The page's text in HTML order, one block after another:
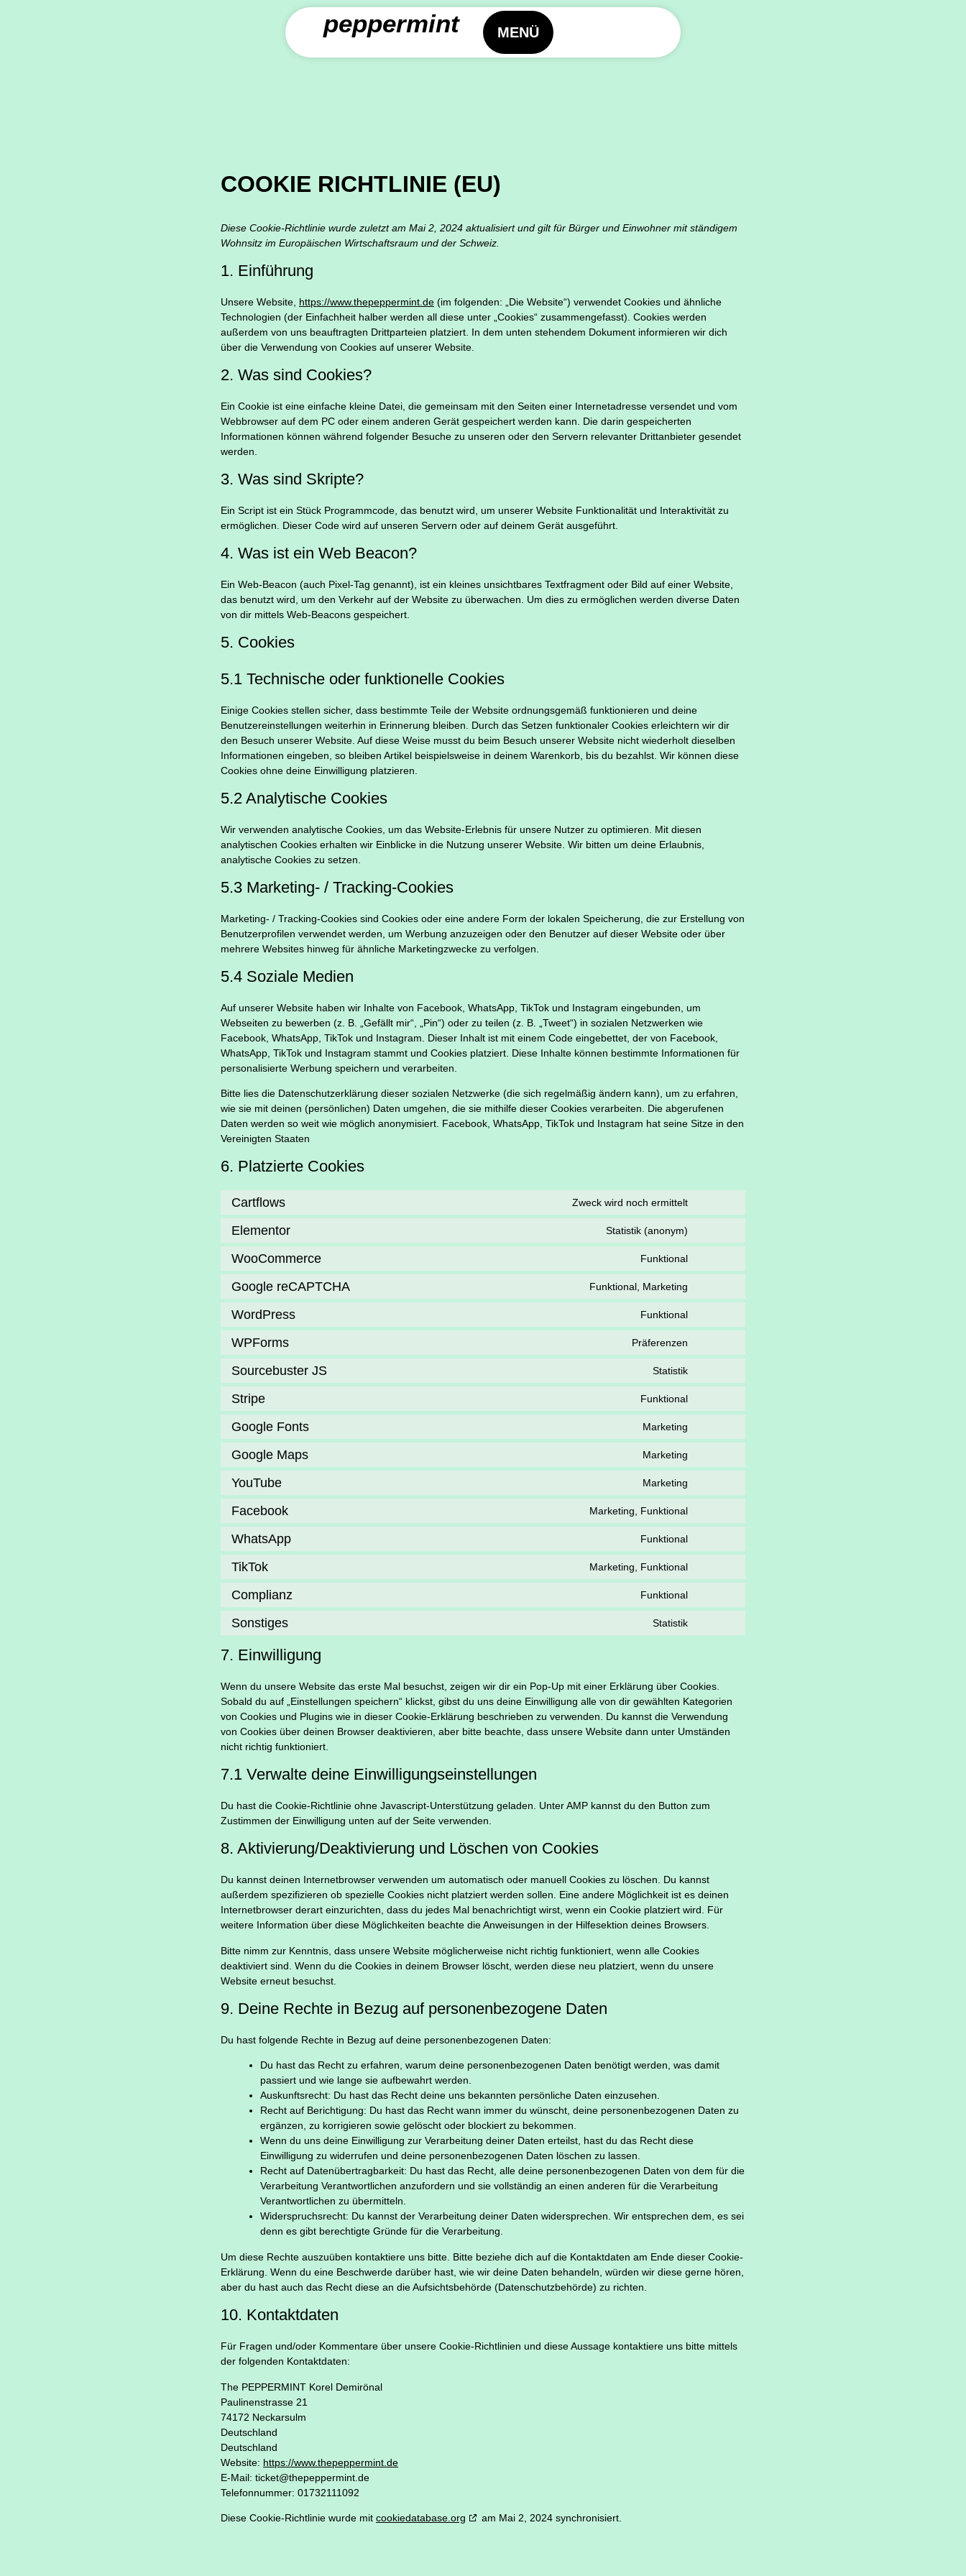
peppermint MENÜ
COOKIE RICHTLINIE (EU)
Diese Cookie-Richtlinie wurde zuletzt am Mai 2, 2024 aktualisiert und gilt für Bürger und Einwohner mit ständigem
Wohnsitz im Europäischen Wirtschaftsraum und der Schweiz.
1. Einführung
Unsere Website, https://www.thepeppermint.de (im folgenden: „Die Website“) verwendet Cookies und ähnliche
Technologien (der Einfachheit halber werden all diese unter „Cookies“ zusammengefasst). Cookies werden
außerdem von uns beauftragten Drittparteien platziert. In dem unten stehendem Dokument informieren wir dich
über die Verwendung von Cookies auf unserer Website.
2. Was sind Cookies?
Ein Cookie ist eine einfache kleine Datei, die gemeinsam mit den Seiten einer Internetadresse versendet und vom
Webbrowser auf dem PC oder einem anderen Gerät gespeichert werden kann. Die darin gespeicherten
Informationen können während folgender Besuche zu unseren oder den Servern relevanter Drittanbieter gesendet
werden.
3. Was sind Skripte?
Ein Script ist ein Stück Programmcode, das benutzt wird, um unserer Website Funktionalität und Interaktivität zu
ermöglichen. Dieser Code wird auf unseren Servern oder auf deinem Gerät ausgeführt.
4. Was ist ein Web Beacon?
Ein Web-Beacon (auch Pixel-Tag genannt), ist ein kleines unsichtbares Textfragment oder Bild auf einer Website,
das benutzt wird, um den Verkehr auf der Website zu überwachen. Um dies zu ermöglichen werden diverse Daten
von dir mittels Web-Beacons gespeichert.
5. Cookies
5.1 Technische oder funktionelle Cookies
Einige Cookies stellen sicher, dass bestimmte Teile der Website ordnungsgemäß funktionieren und deine
Benutzereinstellungen weiterhin in Erinnerung bleiben. Durch das Setzen funktionaler Cookies erleichtern wir dir
den Besuch unserer Website. Auf diese Weise musst du beim Besuch unserer Website nicht wiederholt dieselben
Informationen eingeben, so bleiben Artikel beispielsweise in deinem Warenkorb, bis du bezahlst. Wir können diese
Cookies ohne deine Einwilligung platzieren.
5.2 Analytische Cookies
Wir verwenden analytische Cookies, um das Website-Erlebnis für unsere Nutzer zu optimieren. Mit diesen
analytischen Cookies erhalten wir Einblicke in die Nutzung unserer Website. Wir bitten um deine Erlaubnis,
analytische Cookies zu setzen.
5.3 Marketing- / Tracking-Cookies
Marketing- / Tracking-Cookies sind Cookies oder eine andere Form der lokalen Speicherung, die zur Erstellung von
Benutzerprofilen verwendet werden, um Werbung anzuzeigen oder den Benutzer auf dieser Website oder über
mehrere Websites hinweg für ähnliche Marketingzwecke zu verfolgen.
5.4 Soziale Medien
Auf unserer Website haben wir Inhalte von Facebook, WhatsApp, TikTok und Instagram eingebunden, um
Webseiten zu bewerben (z. B. „Gefällt mir“, „Pin“) oder zu teilen (z. B. „Tweet“) in sozialen Netzwerken wie
Facebook, WhatsApp, TikTok und Instagram. Dieser Inhalt ist mit einem Code eingebettet, der von Facebook,
WhatsApp, TikTok und Instagram stammt und Cookies platziert. Diese Inhalte können bestimmte Informationen für
personalisierte Werbung speichern und verarbeiten.
Bitte lies die Datenschutzerklärung dieser sozialen Netzwerke (die sich regelmäßig ändern kann), um zu erfahren,
wie sie mit deinen (persönlichen) Daten umgehen, die sie mithilfe dieser Cookies verarbeiten. Die abgerufenen
Daten werden so weit wie möglich anonymisiert. Facebook, WhatsApp, TikTok und Instagram hat seine Sitze in den
Vereinigten Staaten
6. Platzierte Cookies
Cartflows Zweck wird noch ermittelt
Elementor Statistik (anonym)
WooCommerce Funktional
Google reCAPTCHA Funktional, Marketing
WordPress Funktional
WPForms Präferenzen
Sourcebuster JS Statistik
Stripe Funktional
Google Fonts Marketing
Google Maps Marketing
YouTube Marketing
Facebook Marketing, Funktional
WhatsApp Funktional
TikTok Marketing, Funktional
Complianz Funktional
Sonstiges Statistik
7. Einwilligung
Wenn du unsere Website das erste Mal besuchst, zeigen wir dir ein Pop-Up mit einer Erklärung über Cookies.
Sobald du auf „Einstellungen speichern“ klickst, gibst du uns deine Einwilligung alle von dir gewählten Kategorien
von Cookies und Plugins wie in dieser Cookie-Erklärung beschrieben zu verwenden. Du kannst die Verwendung
von Cookies über deinen Browser deaktivieren, aber bitte beachte, dass unsere Website dann unter Umständen
nicht richtig funktioniert.
7.1 Verwalte deine Einwilligungseinstellungen
Du hast die Cookie-Richtlinie ohne Javascript-Unterstützung geladen. Unter AMP kannst du den Button zum
Zustimmen der Einwilligung unten auf der Seite verwenden.
8. Aktivierung/Deaktivierung und Löschen von Cookies
Du kannst deinen Internetbrowser verwenden um automatisch oder manuell Cookies zu löschen. Du kannst
außerdem spezifizieren ob spezielle Cookies nicht platziert werden sollen. Eine andere Möglichkeit ist es deinen
Internetbrowser derart einzurichten, dass du jedes Mal benachrichtigt wirst, wenn ein Cookie platziert wird. Für
weitere Information über diese Möglichkeiten beachte die Anweisungen in der Hilfesektion deines Browsers.
Bitte nimm zur Kenntnis, dass unsere Website möglicherweise nicht richtig funktioniert, wenn alle Cookies
deaktiviert sind. Wenn du die Cookies in deinem Browser löscht, werden diese neu platziert, wenn du unsere
Website erneut besuchst.
9. Deine Rechte in Bezug auf personenbezogene Daten
Du hast folgende Rechte in Bezug auf deine personenbezogenen Daten:
Du hast das Recht zu erfahren, warum deine personenbezogenen Daten benötigt werden, was damit
passiert und wie lange sie aufbewahrt werden.
Auskunftsrecht: Du hast das Recht deine uns bekannten persönliche Daten einzusehen.
Recht auf Berichtigung: Du hast das Recht wann immer du wünscht, deine personenbezogenen Daten zu
ergänzen, zu korrigieren sowie gelöscht oder blockiert zu bekommen.
Wenn du uns deine Einwilligung zur Verarbeitung deiner Daten erteilst, hast du das Recht diese
Einwilligung zu widerrufen und deine personenbezogenen Daten löschen zu lassen.
Recht auf Datenübertragbarkeit: Du hast das Recht, alle deine personenbezogenen Daten von dem für die
Verarbeitung Verantwortlichen anzufordern und sie vollständig an einen anderen für die Verarbeitung
Verantwortlichen zu übermitteln.
Widerspruchsrecht: Du kannst der Verarbeitung deiner Daten widersprechen. Wir entsprechen dem, es sei
denn es gibt berechtigte Gründe für die Verarbeitung.
Um diese Rechte auszuüben kontaktiere uns bitte. Bitte beziehe dich auf die Kontaktdaten am Ende dieser Cookie-
Erklärung. Wenn du eine Beschwerde darüber hast, wie wir deine Daten behandeln, würden wir diese gerne hören,
aber du hast auch das Recht diese an die Aufsichtsbehörde (Datenschutzbehörde) zu richten.
10. Kontaktdaten
Für Fragen und/oder Kommentare über unsere Cookie-Richtlinien und diese Aussage kontaktiere uns bitte mittels
der folgenden Kontaktdaten:
The PEPPERMINT Korel Demirönal
Paulinenstrasse 21
74172 Neckarsulm
Deutschland
Deutschland
Website: https://www.thepeppermint.de
E-Mail: ticket@thepeppermint.de
Telefonnummer: 01732111092
Diese Cookie-Richtlinie wurde mit cookiedatabase.org am Mai 2, 2024 synchronisiert.